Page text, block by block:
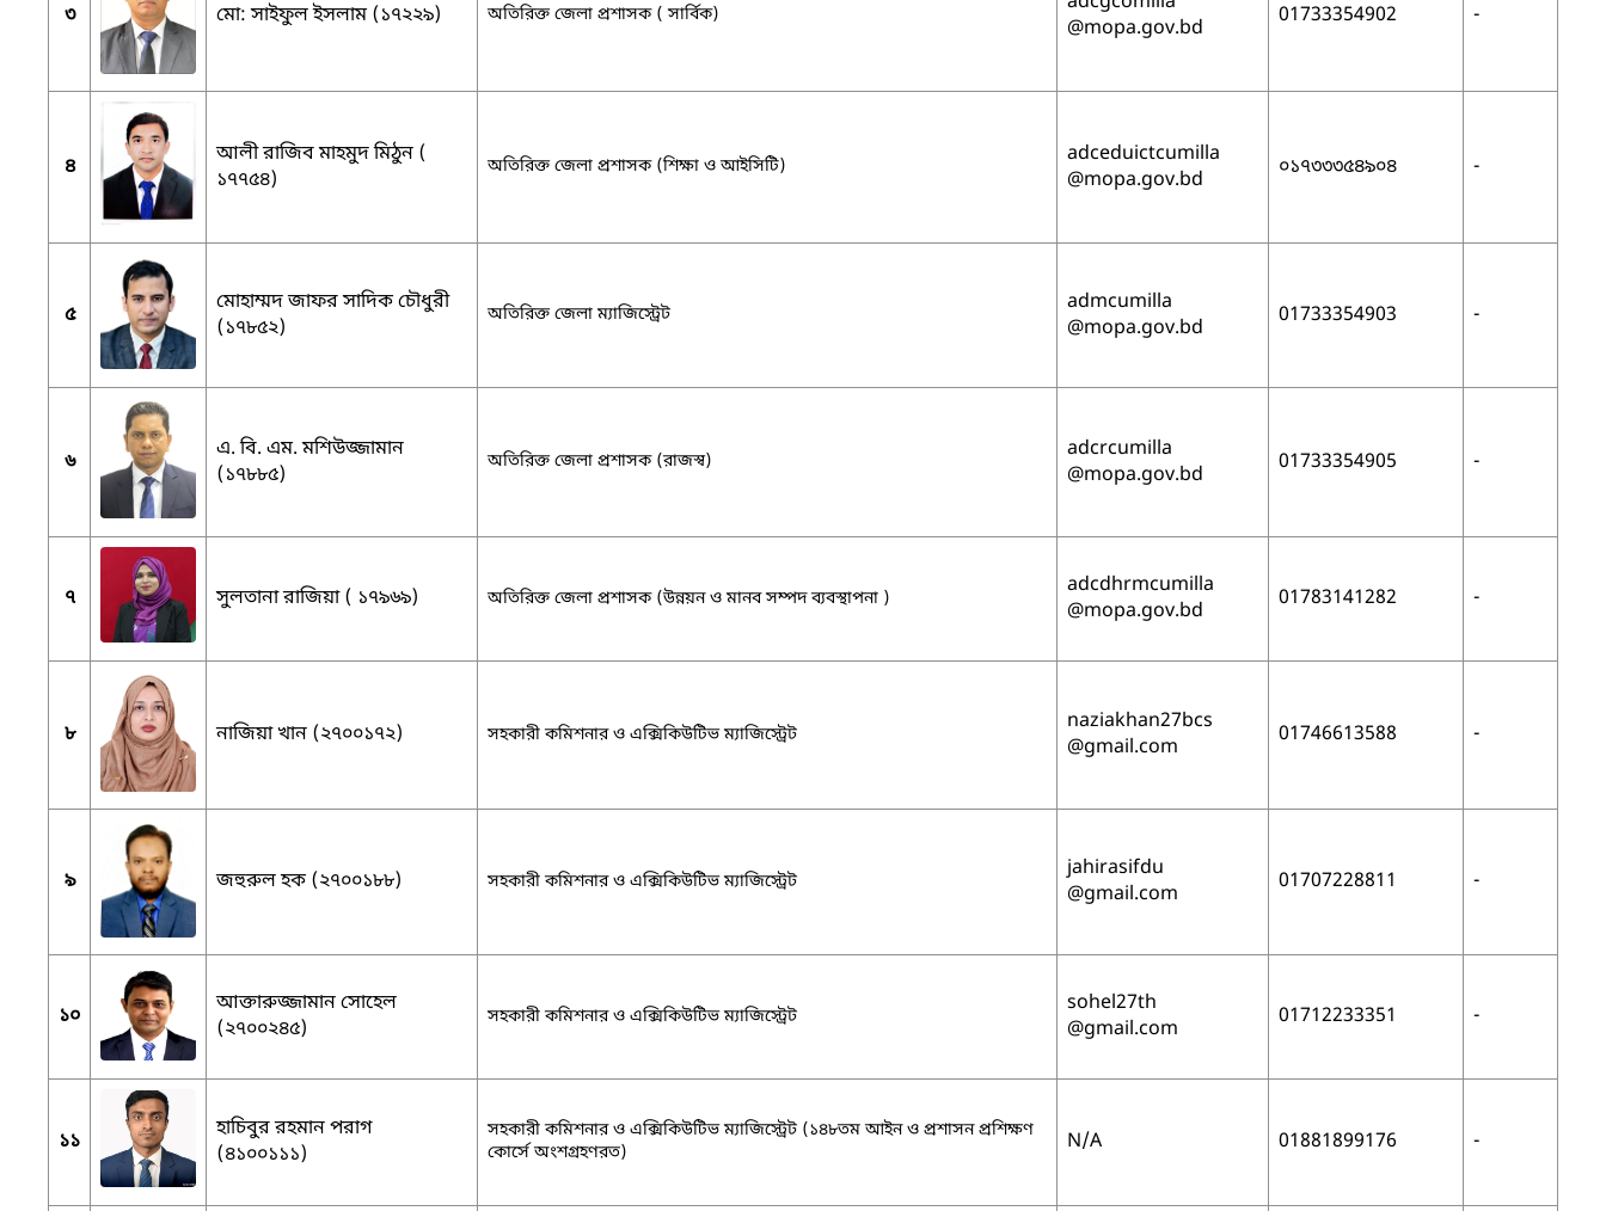
৩ মো: সাইফুল ইসলাম (১৭২২৯) অতিরিক্ত জেলা প্রশাসক ( সার্বিক)
@mopa.gov.bd
01733354902 -
৪
আলী রাজিব মাহমুদ মিঠুন (
১৭৭৫৪)
অতিরিক্ত জেলা প্রশাসক (শিক্ষা ও আইসিটি)
adceduictcumilla
@mopa.gov.bd
০১৭৩৩৩৫৪৯০৪ -
৫
মোহাম্মদ জাফর সাদিক চৌধুরী
(১৭৮৫২)
অতিরিক্ত জেলা ম্যাজিস্ট্রেট
admcumilla
@mopa.gov.bd
01733354903 -
৬
এ. বি. এম. মশিউজ্জামান
(১৭৮৮৫)
অতিরিক্ত জেলা প্রশাসক (রাজস্ব)
adcrcumilla
@mopa.gov.bd
01733354905 -
৭ সুলতানা রাজিয়া ( ১৭৯৬৯) অতিরিক্ত জেলা প্রশাসক (উন্নয়ন ও মানব সম্পদ ব্যবস্থাপনা )
adcdhrmcumilla
@mopa.gov.bd
01783141282 -
৮ নাজিয়া খান (২৭০০১৭২) সহকারী কমিশনার ও এক্সিকিউটিভ ম্যাজিস্ট্রেট
naziakhan27bcs
@gmail.com
01746613588 -
৯ জহুরুল হক (২৭০০১৮৮) সহকারী কমিশনার ও এক্সিকিউটিভ ম্যাজিস্ট্রেট
jahirasifdu
@gmail.com
01707228811 -
১০
আক্তারুজ্জামান সোহেল
(২৭০০২৪৫)
সহকারী কমিশনার ও এক্সিকিউটিভ ম্যাজিস্ট্রেট
sohel27th
@gmail.com
01712233351 -
১১
হাচিবুর রহমান পরাগ
(৪১০০১১১)
সহকারী কমিশনার ও এক্সিকিউটিভ ম্যাজিস্ট্রেট (১৪৮তম আইন ও প্রশাসন প্রশিক্ষণ
কোর্সে অংশগ্রহণরত)
N/A 01881899176 -